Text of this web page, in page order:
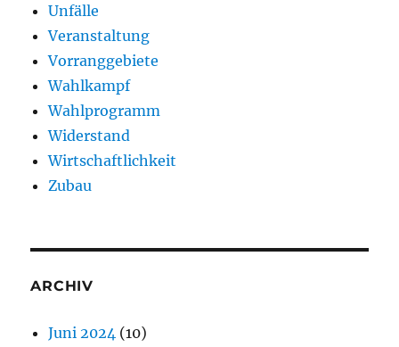
Unfälle
Veranstaltung
Vorranggebiete
Wahlkampf
Wahlprogramm
Widerstand
Wirtschaftlichkeit
Zubau
ARCHIV
Juni 2024 (10)